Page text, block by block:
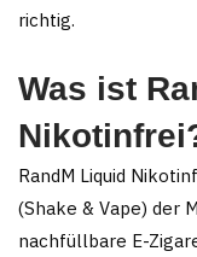
richtig.
Was ist
RandM Liquid
(Shake & Vape) der
nachfüllbare E-